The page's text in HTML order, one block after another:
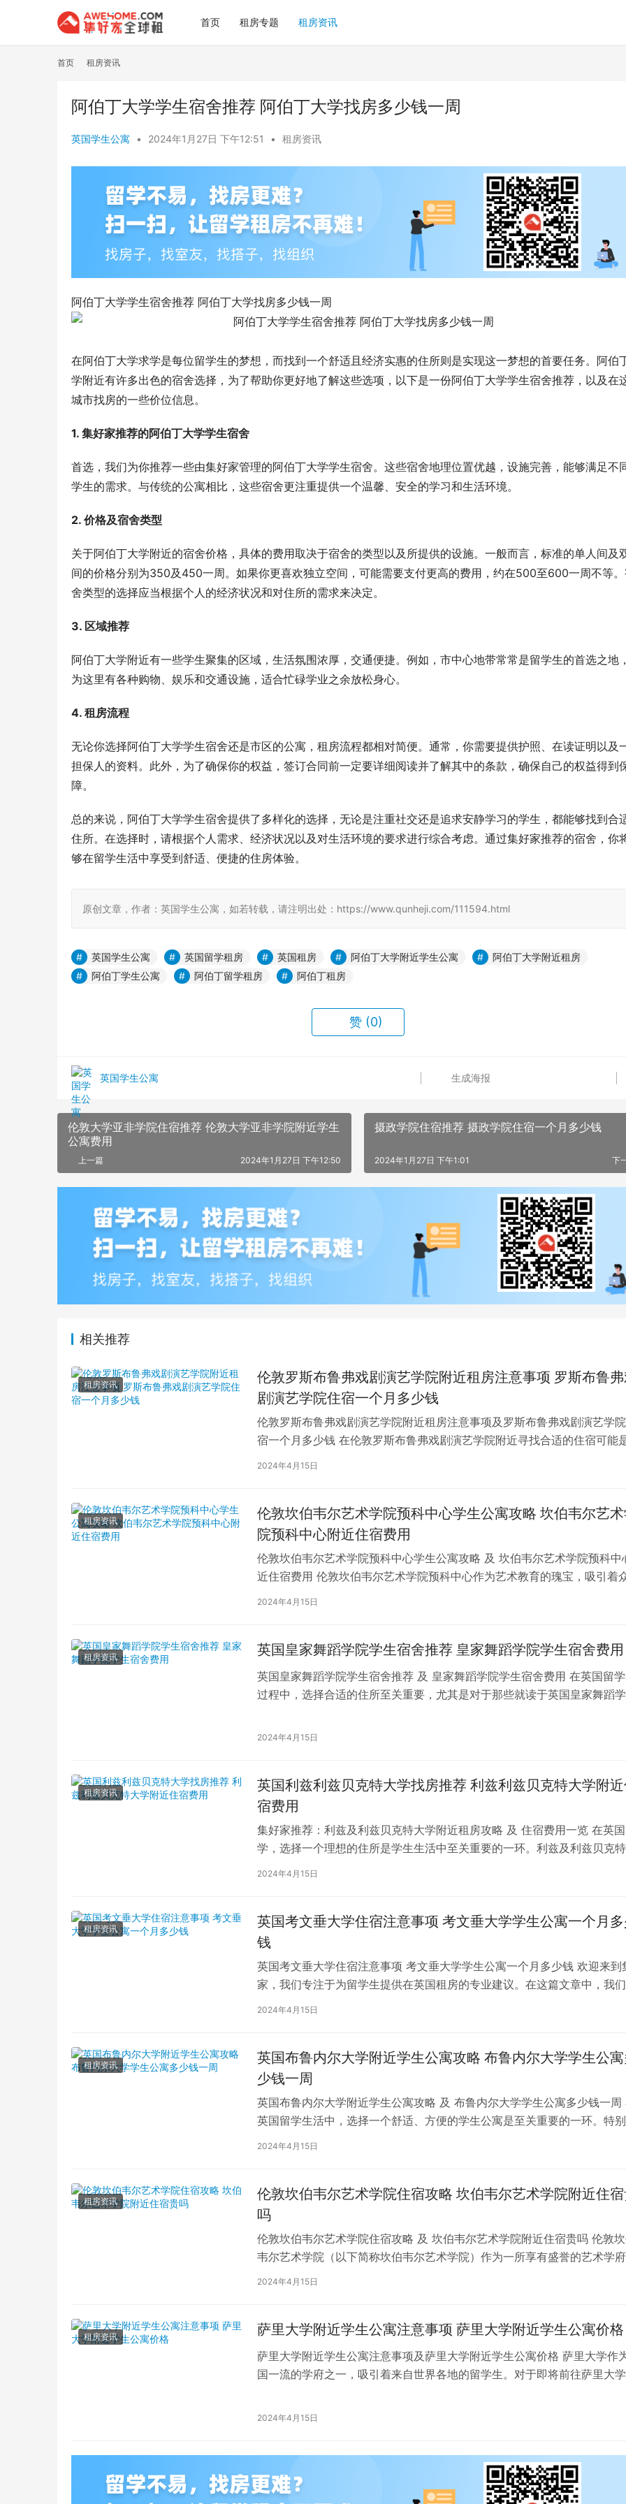
首页 租房专题 租房资讯
首页 租房资讯
阿伯丁大学学生宿舍推荐 阿伯丁大学找房多少钱一周
英国学生公寓 • 2024年1月27日 下午12:51 • 租房资讯
阿伯丁大学学生宿舍推荐 阿伯丁大学找房多少钱一周
在阿伯丁大学求学是每位留学生的梦想，而找到一个舒适且经济实惠的住所则是实现这一梦想的首要任务。阿伯
学附近有许多出色的宿舍选择，为了帮助你更好地了解这些选项，以下是一份阿伯丁大学学生宿舍推荐，以及在
城市找房的一些价位信息。
1. 集好家推荐的阿伯丁大学学生宿舍
首选，我们为你推荐一些由集好家管理的阿伯丁大学学生宿舍。这些宿舍地理位置优越，设施完善，能够满足不
学生的需求。与传统的公寓相比，这些宿舍更注重提供一个温馨、安全的学习和生活环境。
2. 价格及宿舍类型
关于阿伯丁大学附近的宿舍价格，具体的费用取决于宿舍的类型以及所提供的设施。一般而言，标准的单人间及
间的价格分别为350及450一周。如果你更喜欢独立空间，可能需要支付更高的费用，约在500至600一周不等
舍类型的选择应当根据个人的经济状况和对住所的需求来决定。
3. 区域推荐
阿伯丁大学附近有一些学生聚集的区域，生活氛围浓厚，交通便捷。例如，市中心地带常常是留学生的首选之地
为这里有各种购物、娱乐和交通设施，适合忙碌学业之余放松身心。
4. 租房流程
无论你选择阿伯丁大学学生宿舍还是市区的公寓，租房流程都相对简便。通常，你需要提供护照、在读证明以及
担保人的资料。此外，为了确保你的权益，签订合同前一定要详细阅读并了解其中的条款，确保自己的权益得到
障。
总的来说，阿伯丁大学学生宿舍提供了多样化的选择，无论是注重社交还是追求安静学习的学生，都能够找到合
住所。在选择时，请根据个人需求、经济状况以及对生活环境的要求进行综合考虑。通过集好家推荐的宿舍，你
够在留学生活中享受到舒适、便捷的住房体验。
原创文章，作者：英国学生公寓，如若转载，请注明出处：https://www.qunheji.com/111594.html
英国学生公寓 英国留学租房 英国租房 阿伯丁大学附近学生公寓
阿伯丁大学附近租房
阿伯丁学生公寓
阿伯丁留学租房 阿伯丁租房
赞 (0)
英国学生公寓 生成海报
伦敦大学亚非学院住宿推荐 伦敦大学亚非学院附近学生
公寓费用
上一篇 2024年1月27日 下午12:50
摄政学院住宿推荐 摄政学院住宿一个月多少钱
下
2024年1月27日 下午1:01
相关推荐
租房资讯
伦敦罗斯布鲁弗戏剧演艺学院附近租房注意事项 罗斯布鲁
剧演艺学院住宿一个月多少钱
伦敦罗斯布鲁弗戏剧演艺学院附近租房注意事项及罗斯布鲁弗戏剧演艺学
宿一个月多少钱 在伦敦罗斯布鲁弗戏剧演艺学院附近寻找合适的住宿可能
学生活中的一项关键任务。为了帮助您顺利完成…
2024年4月15日
租房资讯
伦敦坎伯韦尔艺术学院预科中心学生公寓攻略 坎伯韦尔艺
院预科中心附近住宿费用
伦敦坎伯韦尔艺术学院预科中心学生公寓攻略 及 坎伯韦尔艺术学院预科中
近住宿费用 伦敦坎伯韦尔艺术学院预科中心作为艺术教育的瑰宝，吸引着
2024年4月15日
租房资讯 英国皇家舞蹈学院学生宿舍推荐 皇家舞蹈学院学生宿舍费用
英国皇家舞蹈学院学生宿舍推荐 及 皇家舞蹈学院学生宿舍费用 在英国留
过程中，选择合适的住所至关重要，尤其是对于那些就读于英国皇家舞蹈学
2024年4月15日
租房资讯
英国利兹利兹贝克特大学找房推荐 利兹利兹贝克特大学附
宿费用
集好家推荐：利兹及利兹贝克特大学附近租房攻略 及 住宿费用一览 在英
学，选择一个理想的住所是学生生活中至关重要的一环。利兹及利兹贝克特
学（以下简称利兹贝大）作为英国一所卓越的…
2024年4月15日
租房资讯
英国考文垂大学住宿注意事项 考文垂大学学生公寓一个月
钱
英国考文垂大学住宿注意事项 考文垂大学学生公寓一个月多少钱 欢迎来到
家，我们专注于为留学生提供在英国租房的专业建议。在这篇文章中，我们
深入探讨英国考文垂大学住宿的注意事项，以…
2024年4月15日
租房资讯
英国布鲁内尔大学附近学生公寓攻略 布鲁内尔大学学生公寓
少钱一周
英国布鲁内尔大学附近学生公寓攻略 及 布鲁内尔大学学生公寓多少钱一周
英国留学生活中，选择一个舒适、方便的学生公寓是至关重要的一环。特别
2024年4月15日
租房资讯
伦敦坎伯韦尔艺术学院住宿攻略 坎伯韦尔艺术学院附近住
吗
伦敦坎伯韦尔艺术学院住宿攻略 及 坎伯韦尔艺术学院附近住宿贵吗 伦敦
韦尔艺术学院（以下简称坎伯韦尔艺术学院）作为一所享有盛誉的艺术学府
吸引了全球各地的学子前来学习。而对于即将…
2024年4月15日
租房资讯 萨里大学附近学生公寓注意事项 萨里大学附近学生公寓价格
萨里大学附近学生公寓注意事项及萨里大学附近学生公寓价格 萨里大学作
国一流的学府之一，吸引着来自世界各地的留学生。对于即将前往萨里大学
2024年4月15日